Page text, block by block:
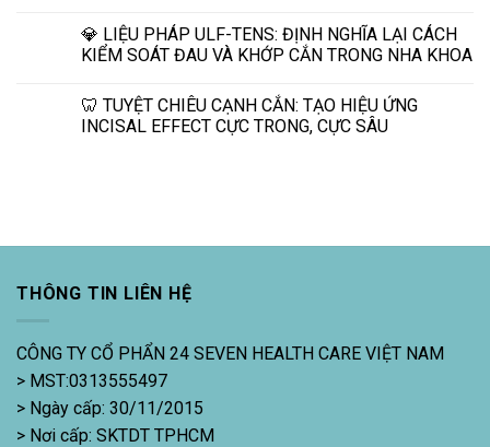
💎 LIỆU PHÁP ULF-TENS: ĐỊNH NGHĨA LẠI CÁCH
KIỂM SOÁT ĐAU VÀ KHỚP CẮN TRONG NHA KHOA
🦷 TUYỆT CHIÊU CẠNH CẮN: TẠO HIỆU ỨNG
INCISAL EFFECT CỰC TRONG, CỰC SÂU
THÔNG TIN LIÊN HỆ
CÔNG TY CỔ PHẨN 24 SEVEN HEALTH CARE VIỆT NAM
> MST:0313555497
> Ngày cấp: 30/11/2015
> Nơi cấp: SKTDT TPHCM